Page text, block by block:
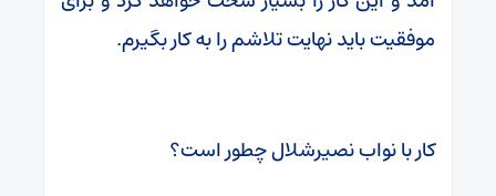
موفقیت باید نهایت تلاشم را به کار بگیرم.
کار با نواب نصیرشلال چطور است؟